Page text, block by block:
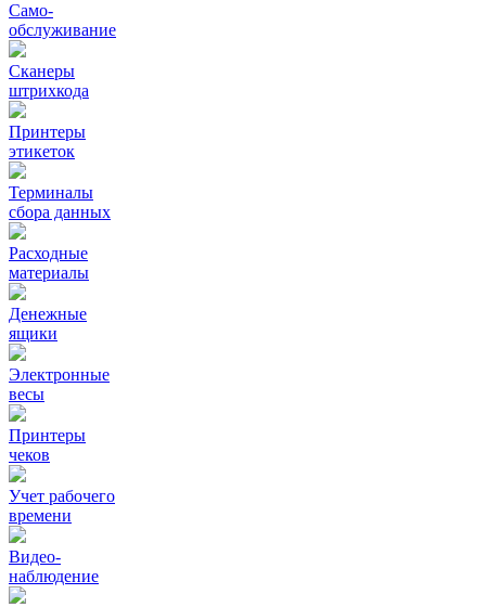
Само-
обслуживание
Сканеры
штрихкода
Принтеры
этикеток
Терминалы
сбора данных
Расходные
материалы
Денежные
ящики
Электронные
весы
Принтеры
чеков
Учет рабочего
времени
Видео‑
наблюдение